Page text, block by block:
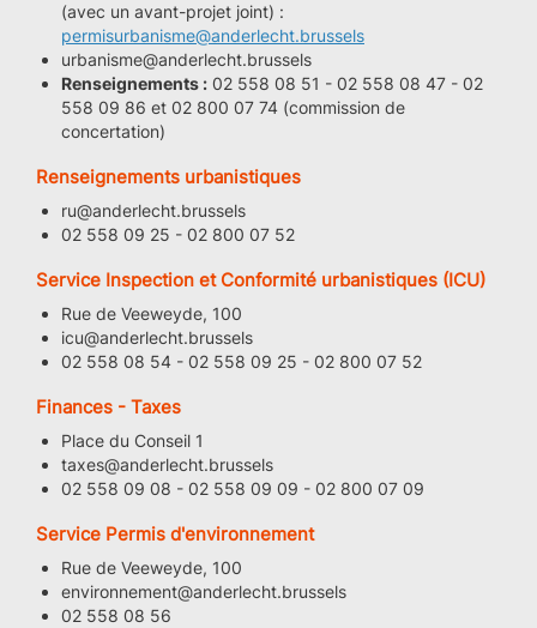
(avec un avant-projet joint) :
permisurbanisme@anderlecht.brussels
urbanisme@anderlecht.brussels
Renseignements : 02 558 08 51 - 02 558 08 47 - 02
558 09 86 et 02 800 07 74 (commission de
concertation)
Renseignements urbanistiques
ru@anderlecht.brussels
02 558 09 25 - 02 800 07 52
Service Inspection et Conformité urbanistiques (ICU)
Rue de Veeweyde, 100
icu@anderlecht.brussels
02 558 08 54 - 02 558 09 25 - 02 800 07 52
Finances - Taxes
Place du Conseil 1
taxes@anderlecht.brussels
02 558 09 08 - 02 558 09 09 - 02 800 07 09
Service Permis d'environnement
Rue de Veeweyde, 100
environnement@anderlecht.brussels
02 558 08 56